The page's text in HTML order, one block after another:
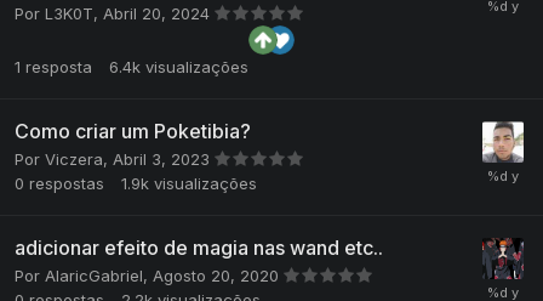
Por L3K0T, Abril 20, 2024
1 resposta 6.4k visualizações
Como criar um Poketibia?
Por Viczera, Abril 3, 2023
0 respostas 1.9k visualizações
adicionar efeito de magia nas wand etc..
Por AlaricGabriel, Agosto 20, 2020